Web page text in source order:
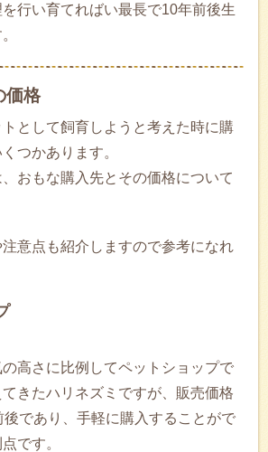
行い育てればい最長で10年前後生
価格
として飼育しようと考えた時に購
つかあります。
おもな購入先とその価格について
意点も紹介しますので参考になれ
高さに比例してペットショップで
きたハリネズミですが、販売価格
であり、手軽に購入することがで
です。